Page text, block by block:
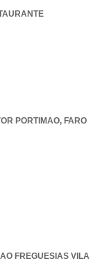
PORTIMAO, FARO
FREGUESIAS VILA